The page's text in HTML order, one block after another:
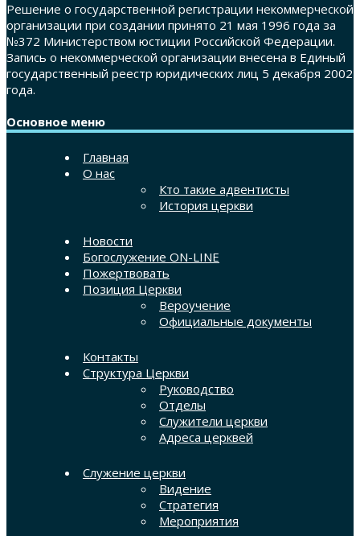
Решение о государственной регистрации некоммерческой
организации при создании принято 21 мая 1996 года за
№372 Министерством юстиции Российской Федерации.
Запись о некоммерческой организации внесена в Единый
государственный реестр юридических лиц 5 декабря 2002
года.
Основное меню
Главная
О нас
Кто такие адвентисты
История церкви
Новости
Богослужение ON-LINE
Пожертвовать
Позиция Церкви
Вероучение
Официальные документы
Контакты
Структура Церкви
Руководство
Отделы
Служители церкви
Адреса церквей
Служение церкви
Видение
Стратегия
Мероприятия